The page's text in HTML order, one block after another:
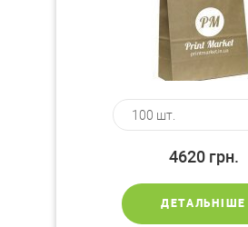
4620 грн.
ДЕТАЛЬНІШЕ